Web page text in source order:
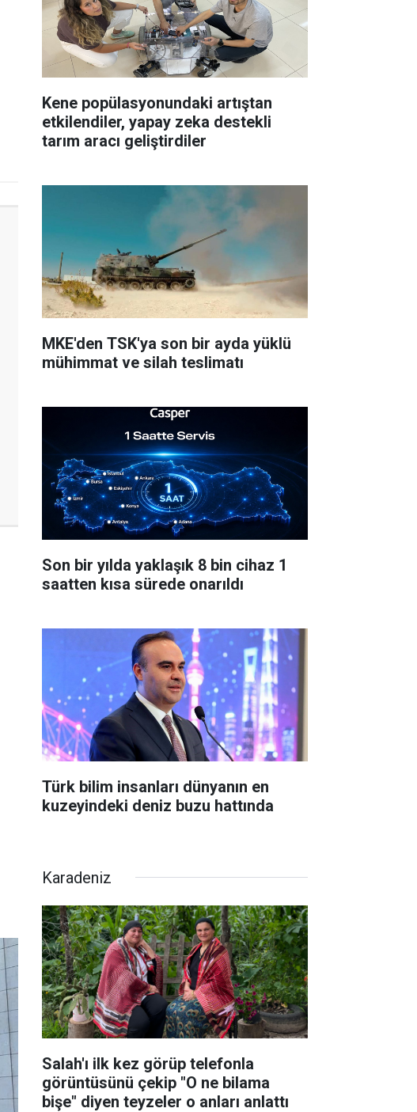
Kene popülasyonundaki artıştan
etkilendiler, yapay zeka destekli
tarım aracı geliştirdiler
MKE'den TSK'ya son bir ayda yüklü
mühimmat ve silah teslimatı
Son bir yılda yaklaşık 8 bin cihaz 1
saatten kısa sürede onarıldı
Türk bilim insanları dünyanın en
kuzeyindeki deniz buzu hattında
Karadeniz
Salah'ı ilk kez görüp telefonla
görüntüsünü çekip "O ne bilama
bişe" diyen teyzeler o anları anlattı